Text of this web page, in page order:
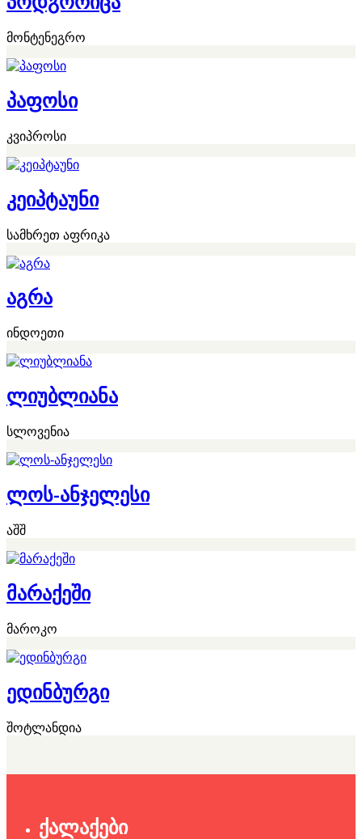
მონტენეგრო
პაფოსი
კვიპროსი
კეიპტაუნი
სამხრეთ აფრიკა
აგრა
ინდოეთი
ლიუბლიანა
სლოვენია
ლოს-ანჯელესი
აშშ
მარაქეში
მაროკო
ედინბურგი
შოტლანდია
ქალაქები